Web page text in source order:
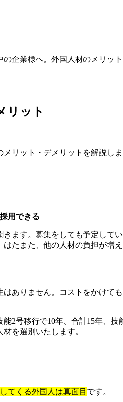
企業様へ。外国人材のメリッ
リット
リット・デメリットを解説しま
用できる
ます。募集をしても予定して
たまた、他の人材の負担が増
ありません。コストをかけて
2号移行で10年、合計15年、
を選別いたします。
てくる外国人は真面目 です。